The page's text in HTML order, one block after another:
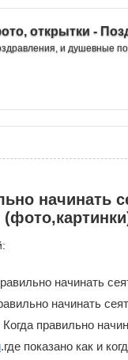
открытки -
и душевные
начинать
начинать
начинать
правильно
.где показано как и